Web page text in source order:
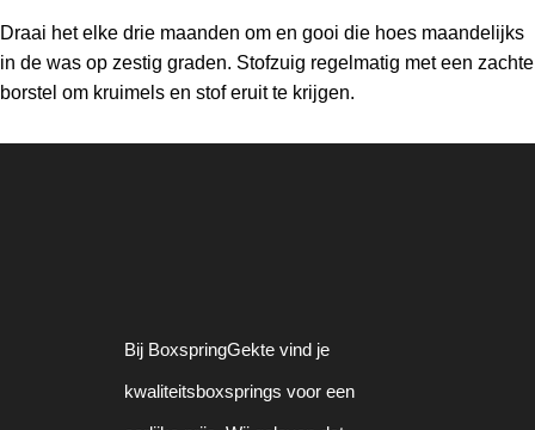
Draai het elke drie maanden om en gooi die hoes maandelijks
in de was op zestig graden. Stofzuig regelmatig met een zachte
borstel om kruimels en stof eruit te krijgen.
Bij BoxspringGekte vind je
kwaliteitsboxsprings voor een